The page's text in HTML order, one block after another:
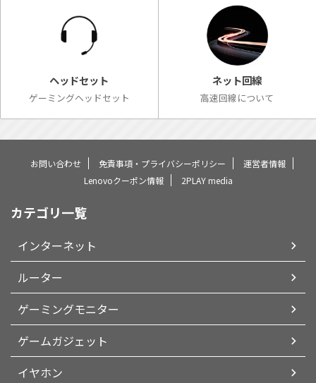
ヘッドセット
ゲーミングヘッドセット
ネット回線
高速回線について
お問い合わせ 免責事項・プライバシーポリシー
運営者情報
Lenovoクーポン情報
2PLAY media
カテゴリ一覧
インターネット
ルーター
ゲーミングモニター
ゲームガジェット
イヤホン